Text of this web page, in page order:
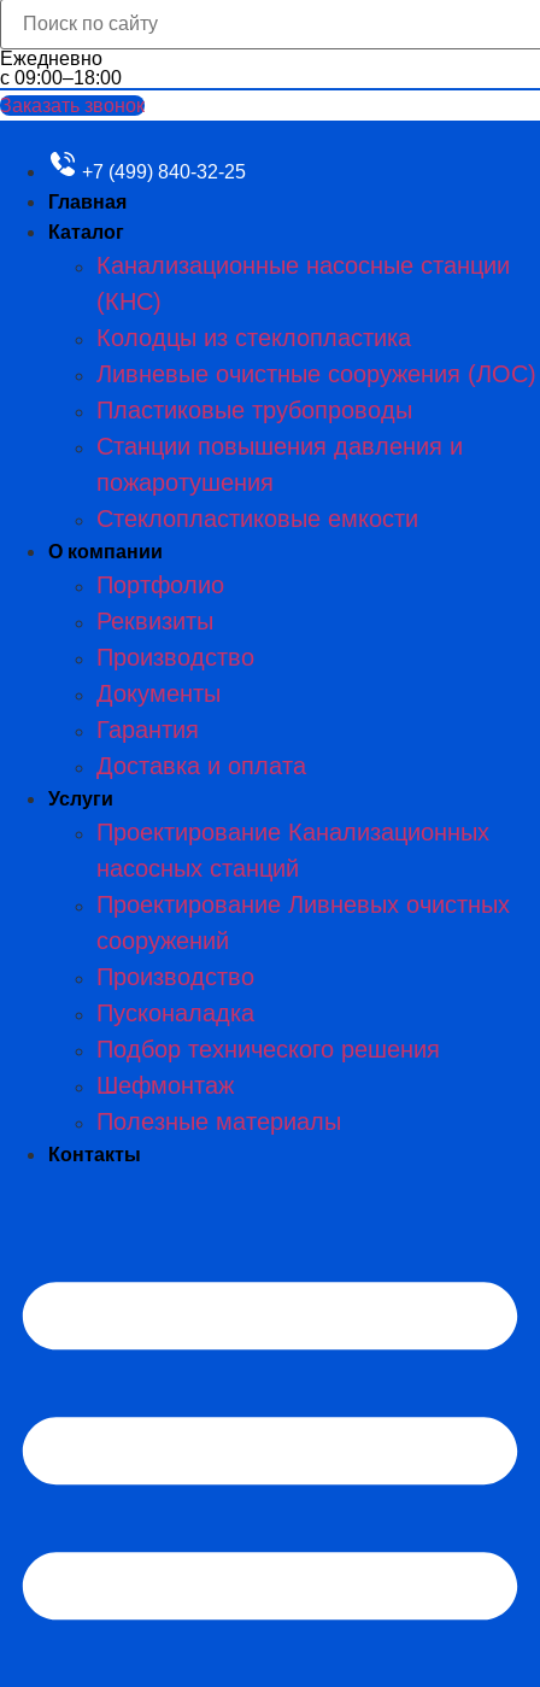
Ежедневно
с 09:00–18:00
Заказать звонок
+7 (499) 840-32-25
Главная
Каталог
Канализационные насосные станции
(КНС)
Колодцы из стеклопластика
Ливневые очистные сооружения (ЛОС)
Пластиковые трубопроводы​
Станции повышения давления и
пожаротушения
Стеклопластиковые емкости
О компании
Портфолио
Реквизиты
Производство
Документы
Гарантия
Доставка и оплата
Услуги
Проектирование Канализационных
насосных станций
Проектирование Ливневых очистных
сооружений
Производство
Пусконаладка
Подбор технического решения
Шефмонтаж
Полезные материалы
Контакты